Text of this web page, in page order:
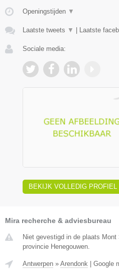
Openingstijden ▼
Laatste tweets ▼ Laatste
Sociale media:
BEKIJK VOLLEDIG PROFIEL
Mira recherche & adviesbureau
Niet gevestigd in de plaats
provincie Henegouwen.
Antwerpen » Arendonk Google